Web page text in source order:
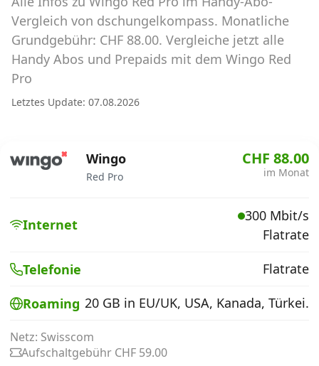
Abos für Tablets, Hotspots und Smart
Watches
Tarifrechner Handy-Abo
Alle Anbieter
Mobilfunknetz Schweiz
Handy-Abo kündigen oder
wechseln
Vergleich von dschungelkompass. Monatliche
Grundgebühr: CHF 88.00. Vergleiche jetzt alle
Handy Abos und Prepaids mit dem Wingo Red
Pro
Letztes Update: 07.08.2026
Wingo
Red Pro
CHF 88.00
im Monat
Internet
300 Mbit/s
Flatrate
Telefonie Flatrate
Roaming 20 GB in EU/UK, USA, Kanada, Türkei.
Netz: Swisscom
Aufschaltgebühr CHF 59.00